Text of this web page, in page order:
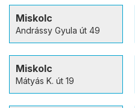
Miskolc
Andrássy Gyula út 49
Miskolc
Mátyás K. út 19